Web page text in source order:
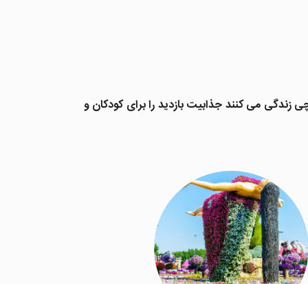
زندگی می کنند جذابیت بازدید را برای کودکان و